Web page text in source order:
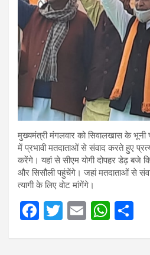
मुख्यमंत्री मंगलवार को सिवालखास के भूनी
में प्रभावी मतदाताओं से संवाद करते हुए
करेंगे। यहां से सीएम योगी दोपहर डेढ़ बजे
और सिसौली पहुंचेंगे। जहां मतदाताओं से
त्यागी के लिए वोट मांगेंगे।
F
T
E
W